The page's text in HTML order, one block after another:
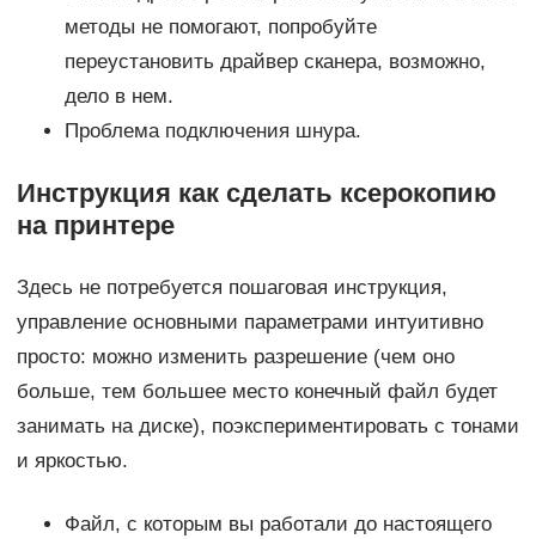
методы не помогают, попробуйте
переустановить драйвер сканера, возможно,
дело в нем.
Проблема подключения шнура.
Инструкция как сделать ксерокопию
на принтере
Здесь не потребуется пошаговая инструкция,
управление основными параметрами интуитивно
просто: можно изменить разрешение (чем оно
больше, тем большее место конечный файл будет
занимать на диске), поэкспериментировать с тонами
и яркостью.
Файл, с которым вы работали до настоящего